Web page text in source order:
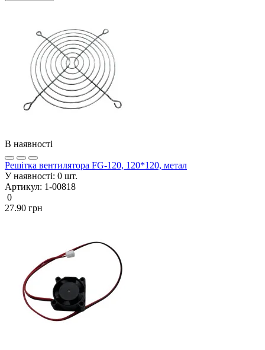
В наявності
Решітка вентилятора FG-120, 120*120, метал
У наявності: 0 шт.
Артикул: 1-00818
0
27.90 грн